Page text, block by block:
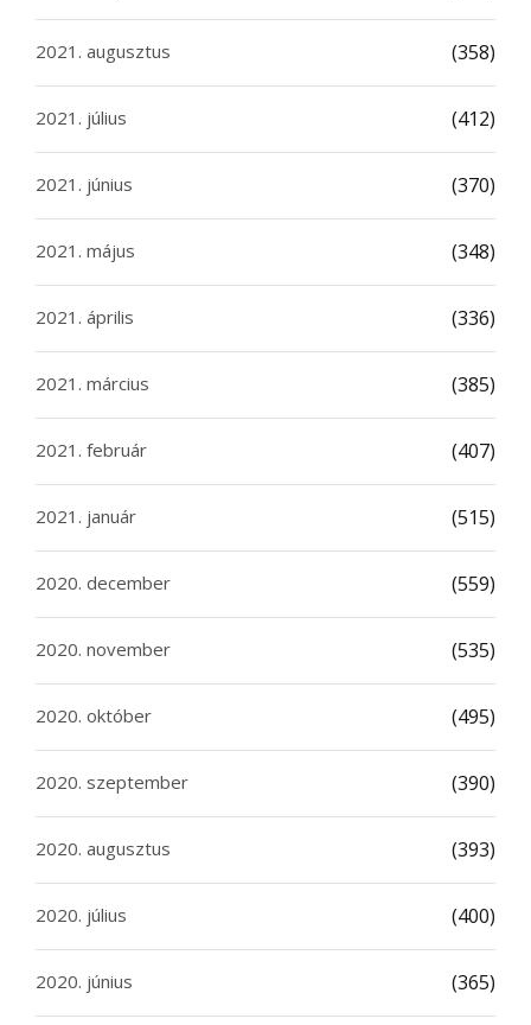
2021. augusztus (358)
2021. július (412)
2021. június (370)
2021. május (348)
2021. április (336)
2021. március (385)
2021. február (407)
2021. január (515)
2020. december (559)
2020. november (535)
2020. október (495)
2020. szeptember (390)
2020. augusztus (393)
2020. július (400)
2020. június (365)